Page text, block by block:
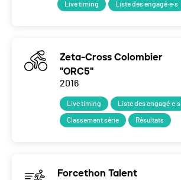
Live timing Liste des engagé·e·s
Zeta-Cross Colombier
"ORC5"
2016
Live timing Liste des engagé·e·s
Classement série Résultats
Forcethon Talent